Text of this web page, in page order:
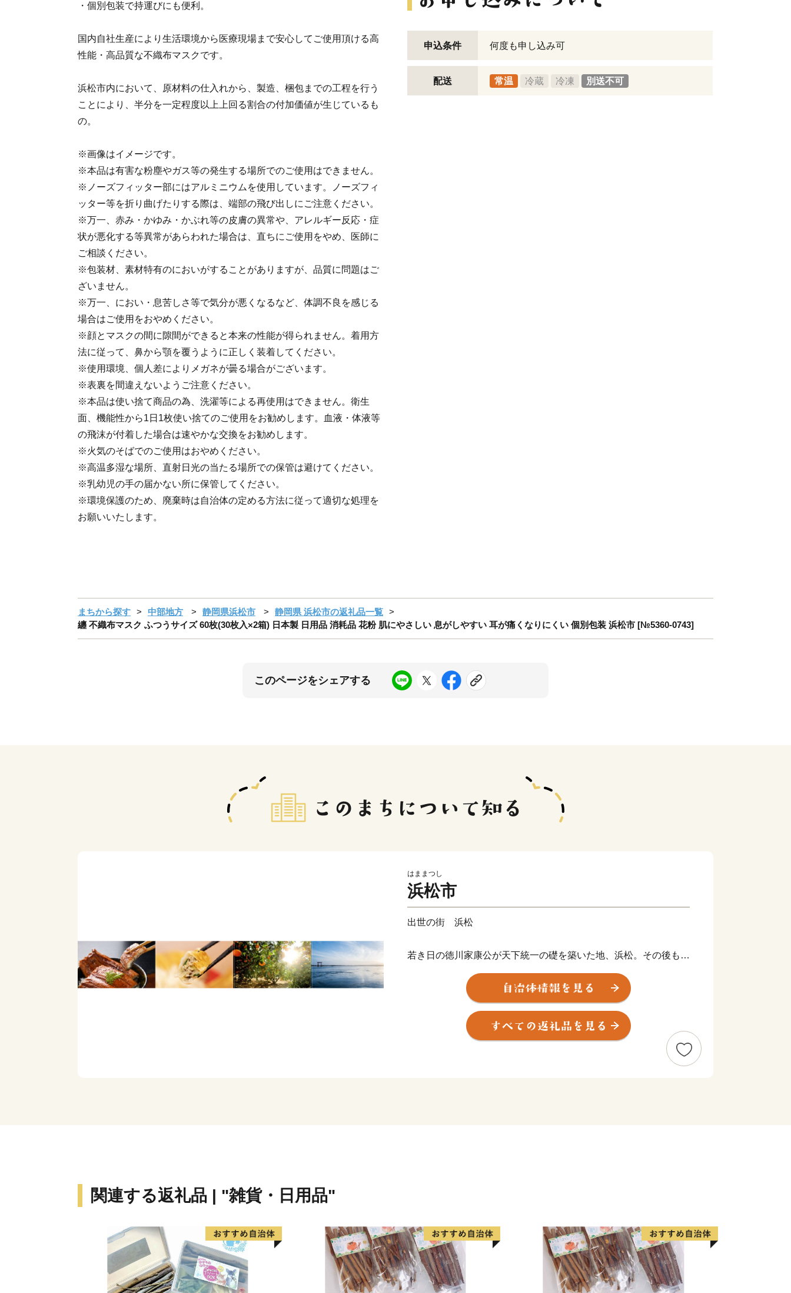
・個別包装で持運びにも便利。
国内自社生産により生活環境から医療現場まで安心してご使用頂ける高
性能・高品質な不織布マスクです。
浜松市内において、原材料の仕入れから、製造、梱包までの工程を行う
ことにより、半分を一定程度以上上回る割合の付加価値が生じているも
の。
※画像はイメージです。
※本品は有害な粉塵やガス等の発生する場所でのご使用はできません。
※ノーズフィッター部にはアルミニウムを使用しています。ノーズフィ
ッター等を折り曲げたりする際は、端部の飛び出しにご注意ください。
※万一、赤み・かゆみ・かぶれ等の皮膚の異常や、アレルギー反応・症
状が悪化する等異常があらわれた場合は、直ちにご使用をやめ、医師に
ご相談ください。
※包装材、素材特有のにおいがすることがありますが、品質に問題はご
ざいません。
※万一、におい・息苦しさ等で気分が悪くなるなど、体調不良を感じる
場合はご使用をおやめください。
※顔とマスクの間に隙間ができると本来の性能が得られません。着用方
法に従って、鼻から顎を覆うように正しく装着してください。
※使用環境、個人差によりメガネが曇る場合がございます。
※表裏を間違えないようご注意ください。
※本品は使い捨て商品の為、洗濯等による再使用はできません。衛生
面、機能性から1日1枚使い捨てのご使用をお勧めします。血液・体液等
の飛沫が付着した場合は速やかな交換をお勧めします。
※火気のそばでのご使用はおやめください。
※高温多湿な場所、直射日光の当たる場所での保管は避けてください。
※乳幼児の手の届かない所に保管してください。
※環境保護のため、廃棄時は自治体の定める方法に従って適切な処理を
お願いいたします。
申込条件 何度も申し込み可
配送 常温 冷蔵 冷凍 別送不可
まちから探す 中部地方 静岡県浜松市
静岡県 浜松市の返礼品一覧
纏 不織布マスク ふつうサイズ 60枚(30枚入×2箱) 日本製 日用品 消耗品 花粉 肌にやさしい 息がしやすい 耳が痛くなりにくい 個別包装 浜松市 [№5360-0743]
このページをシェアする
はままつし
浜松市
出世の街 浜松
若き日の徳川家康公が天下統一の礎を築いた地、浜松。その後も水
野忠邦など歴代城主の多くが幕府の要職への出世しました。
近代では、世界的な研究者や技術者、音楽家や芸術家を輩出したほ
か、世界に名高い多くの企業が、浜松から生まれています。
浜松市は東京と大阪のほぼ中央に位置する、人口約80万人の政令
指定都市。北は天竜の美林、南は遠州灘、西は浜名湖、東は天竜川
関連する返礼品 | "雑貨・日用品"